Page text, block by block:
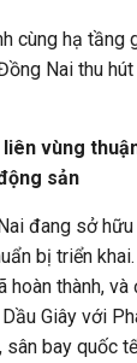
cùng hạ tầng
Nai thu
vùng
sản
đang sở
bị triển
hoàn thành,
Giây với
bay quốc